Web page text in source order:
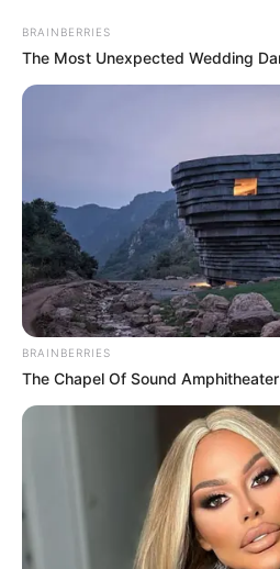
QUINTÉ PRIX
PRONOSTIC
BRAINBERRIES
The Most Unexpected Wedding
BRAINBERRIES
The Chapel Of Sound